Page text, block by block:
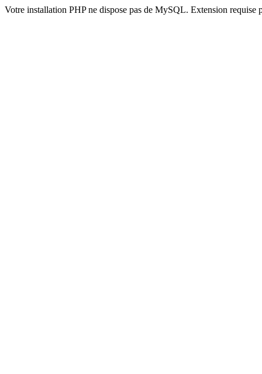
Votre installation PHP ne dispose pas de MySQL. Extension requise